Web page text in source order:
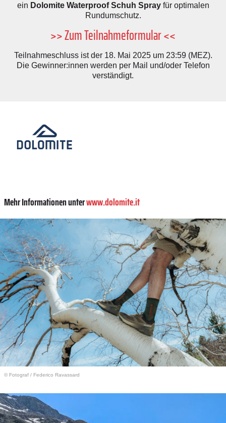
ein Dolomite Waterproof Schuh Sprayfür optimalen
Rundumschutz.
>> Zum Teilnahmeformular <<
Teilnahmeschluss ist der 18. Mai 2025 um 23:59 (MEZ).
Die Gewinner:innen werden per Mail und/oder Telefon
verständigt.
Mehr Informationen unterwww.dolomite.it
© Fotograf / Federico Ravassard